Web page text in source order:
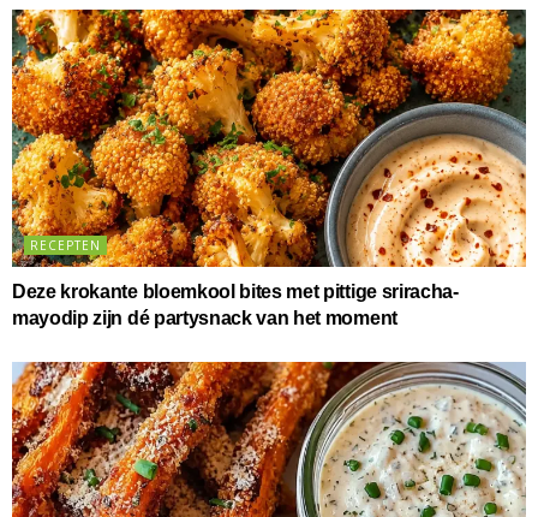
RECEPTEN
Deze krokante bloemkool bites met pittige sriracha-
mayodip zijn dé partysnack van het moment